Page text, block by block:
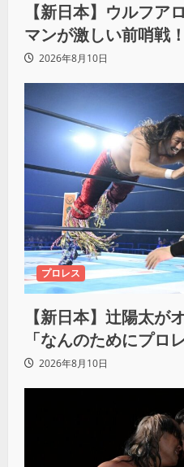
【新日本】ウルフア
マンが激しい前哨戦
カラム(絡む)小バエと
2026年8月10日
プロレス
【新日本】辻陽太が
「なんのためにプロ
だ？」
2026年8月10日